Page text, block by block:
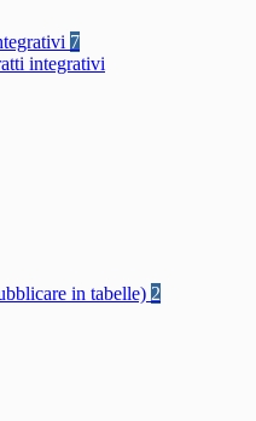
7
integrativi
in tabelle) 2